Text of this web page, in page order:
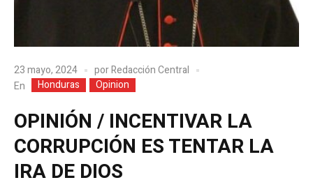
23 mayo, 2024 porRedacción Central
En
Honduras Opinion
OPINIÓN / INCENTIVAR LA
CORRUPCIÓN ES TENTAR LA
IRA DE DIOS